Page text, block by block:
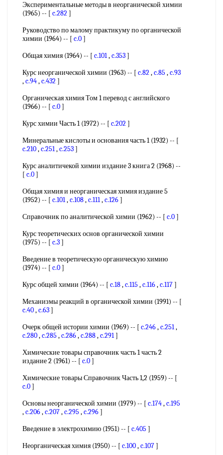
Экспериментальные методы в неорганической химии
(1965) -- [ c.282]
Руководство по малому практикуму по органической
химии (1964) -- [ c.0]
Общая химия (1964) -- [ c.101,c.353]
Курс неорганической химии (1963) -- [ c.82,c.85 ,c.93
,c.94,c.432]
Органическая химия Том 1 перевод с английского
(1966) -- [ c.0]
Курс химии Часть 1 (1972) -- [ c.202]
Минеральные кислоты и основания часть 1 (1932) -- [
c.210,c.251,c.253]
Курс аналитичекой химии издание 3 книга 2 (1968) --
[ c.0]
Общая химия и неорганическая химия издание 5
(1952) -- [ c.101,c.108,c.111,c.126]
Справочник по аналитической химии (1962) -- [ c.0]
Курс теоретических основ органической химии
(1975) -- [ c.3]
Введение в теоретическую органическую химию
(1974) -- [ c.0]
Курс общей химии (1964) -- [ c.18,c.115 ,c.116,c.117]
Механизмы реакций в органической химии (1991) -- [
c.40,c.63]
Очерк общей истории химии (1969) -- [ c.246,c.251,
c.280,c.285 ,c.286,c.288,c.291]
Химические товары справочник часть 1 часть 2
издание 2 (1961) -- [ c.0]
Химические товары Справочник Часть 1,2 (1959) -- [
c.0]
Основы неорганической химии (1979) -- [ c.174,c.195
,c.206,c.207,c.295 ,c.296]
Введение в электрохимию (1951) -- [ c.405 ]
Неорганическая химия (1950) -- [ c.100,c.107]